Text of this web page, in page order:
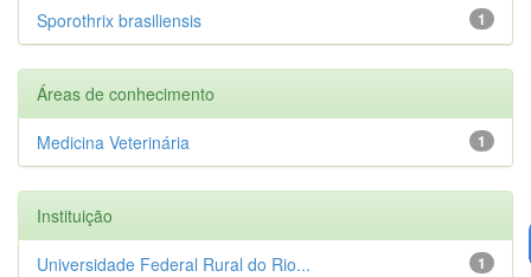
1
Sporothrix brasiliensis
Áreas de conhecimento
1
Medicina Veterinária
Instituição
1
Universidade Federal Rural do Rio...